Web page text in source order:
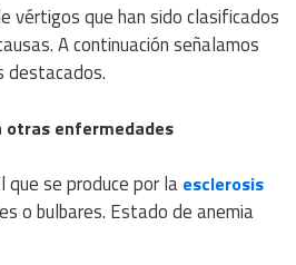
vértigos que han sido clasificados
A continuación señalamos
destacados.
otras enfermedades
que se produce por la esclerosis
o bulbares. Estado de anemia